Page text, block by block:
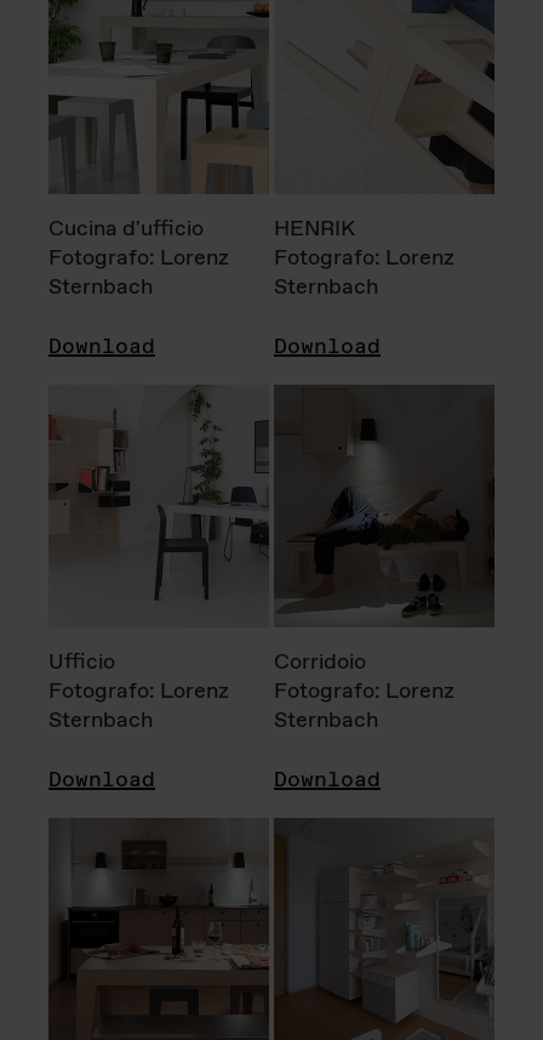
Cucina d'ufficio
Fotografo: Lorenz
Sternbach
Download
HENRIK
Fotografo: Lorenz
Sternbach
Download
Ufficio
Fotografo: Lorenz
Sternbach
Download
Corridoio
Fotografo: Lorenz
Sternbach
Download